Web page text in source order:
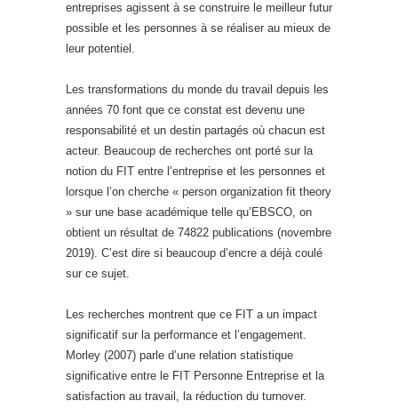
entreprises agissent à se construire le meilleur futur
possible et les personnes à se réaliser au mieux de
leur potentiel.
Les transformations du monde du travail depuis les
années 70 font que ce constat est devenu une
responsabilité et un destin partagés où chacun est
acteur. Beaucoup de recherches ont porté sur la
notion du FIT entre l’entreprise et les personnes et
lorsque l’on cherche « person organization fit theory
» sur une base académique telle qu’EBSCO, on
obtient un résultat de 74822 publications (novembre
2019). C’est dire si beaucoup d’encre a déjà coulé
sur ce sujet.
Les recherches montrent que ce FIT a un impact
significatif sur la performance et l’engagement.
Morley (2007) parle d’une relation statistique
significative entre le FIT Personne Entreprise et la
satisfaction au travail, la réduction du turnover.